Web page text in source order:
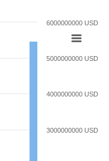
3000000000 USD
4000000000 USD
5000000000 USD
6000000000 USD